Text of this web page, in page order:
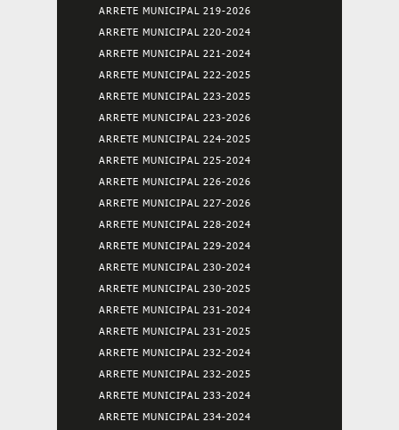
ARRETE MUNICIPAL 219-2026
ARRETE MUNICIPAL 220-2024
ARRETE MUNICIPAL 221-2024
ARRETE MUNICIPAL 222-2025
ARRETE MUNICIPAL 223-2025
ARRETE MUNICIPAL 223-2026
ARRETE MUNICIPAL 224-2025
ARRETE MUNICIPAL 225-2024
ARRETE MUNICIPAL 226-2026
ARRETE MUNICIPAL 227-2026
ARRETE MUNICIPAL 228-2024
ARRETE MUNICIPAL 229-2024
ARRETE MUNICIPAL 230-2024
ARRETE MUNICIPAL 230-2025
ARRETE MUNICIPAL 231-2024
ARRETE MUNICIPAL 231-2025
ARRETE MUNICIPAL 232-2024
ARRETE MUNICIPAL 232-2025
ARRETE MUNICIPAL 233-2024
ARRETE MUNICIPAL 234-2024